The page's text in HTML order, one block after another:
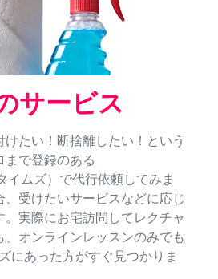
サービス
けたい！断捨離したい！という
まで登録のある
イムズ）で代行依頼してみま
、受けたいサービスなどに応じ
。実際にお宅訪問してレクチャ
、オンラインレッスンのみでも
にあった方がすぐ見つかりま